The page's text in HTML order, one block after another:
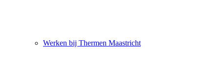
Werken bij Thermen Maastricht